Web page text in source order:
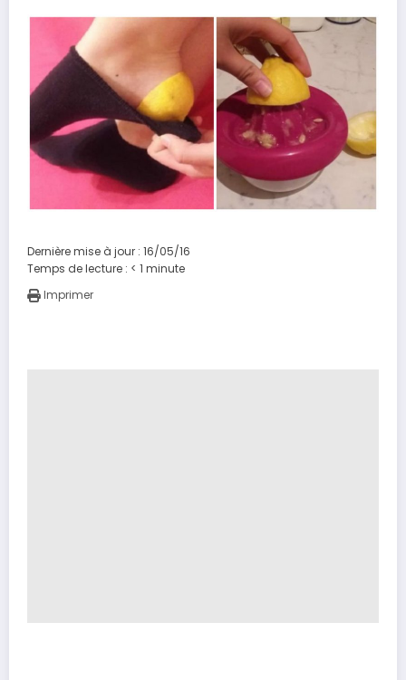
Dernière mise à jour : 16/05/16
Temps de lecture : < 1 minute
Imprimer